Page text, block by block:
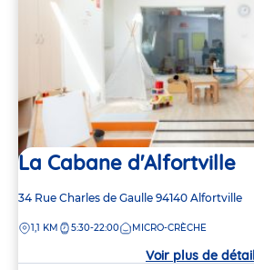
La Cabane d'Alfortville
Adresse
la
34 Rue Charles de Gaulle 94140 Alfortville
DISTANCE
1,1 KM 5:30-22:00 MICRO-CRÈCHE
Voir plus de